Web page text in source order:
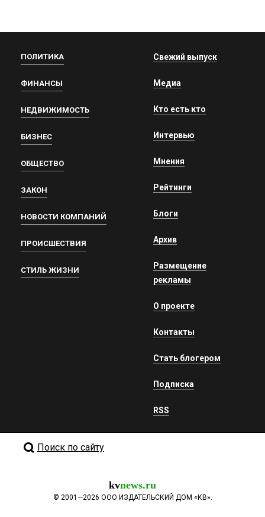
ПОЛИТИКА
ФИНАНСЫ
НЕДВИЖИМОСТЬ
БИЗНЕС
ОБЩЕСТВО
ЗАКОН
НОВОСТИ КОМПАНИЙ
ПРОИСШЕСТВИЯ
СТИЛЬ ЖИЗНИ
Свежий выпуск
Медиа
Кто есть кто
Интервью
Мнения
Рейтинги
Блоги
Архив
Размещение
рекламы
О проекте
Контакты
Стать блогером
Подписка
RSS
Поиск по сайту
kvnews.ru
© 2001—2026 ООО ИЗДАТЕЛЬСКИЙ ДОМ «КВ».